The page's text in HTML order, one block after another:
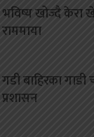
भविष्य खोज्दै केरा
राममाया
गडी बाहिरका
प्रशासन